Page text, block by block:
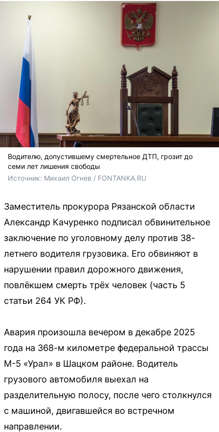
Водителю, допустившему смертельное ДТП, грозит до
семи лет лишения свободы
Источник: Михаил Огнев / FONTANKA.RU
Заместитель прокурора Рязанской области
Александр Качуренко подписал обвинительное
заключение по уголовному делу против 38-
летнего водителя грузовика. Его обвиняют в
нарушении правил дорожного движения,
повлёкшем смерть трёх человек (часть 5
статьи 264 УК РФ).
Авария произошла вечером в декабре 2025
года на 368-м километре федеральной трассы
М-5 «Урал» в Шацком районе. Водитель
грузового автомобиля выехал на
разделительную полосу, после чего столкнулся
с машиной, двигавшейся во встречном
направлении.